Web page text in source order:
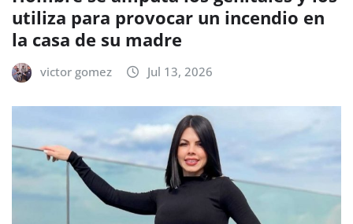
utiliza para provocar un incendio en
la casa de su madre
victor gomez Jul 13, 2026